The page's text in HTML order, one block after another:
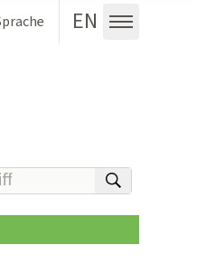
EN
Menü
eingeben